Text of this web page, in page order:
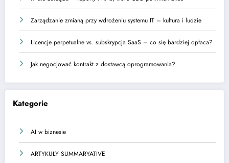
Zarządzanie zmianą przy wdrożeniu systemu IT – kultura i ludzie
Licencje perpetualne vs. subskrypcja SaaS – co się bardziej opłaca?
Jak negocjować kontrakt z dostawcą oprogramowania?
Kategorie
AI w biznesie
ARTYKUŁY SUMMARYATIVE